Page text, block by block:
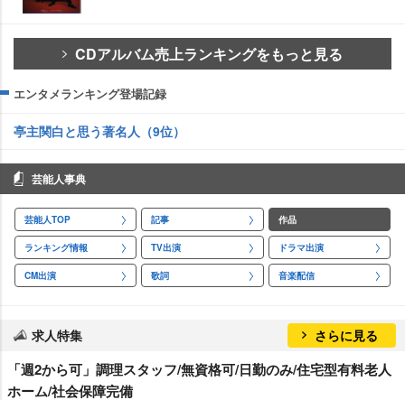
CDアルバム売上ランキングをもっと見る
エンタメランキング登場記録
亭主関白と思う著名人（9位）
芸能人事典
芸能人TOP 記事 作品
ランキング情報 TV出演 ドラマ出演
CM出演 歌詞 音楽配信
求人特集 さらに見る
「週2から可」調理スタッフ/無資格可/日勤のみ/住宅型有料老人
ホーム/社会保障完備